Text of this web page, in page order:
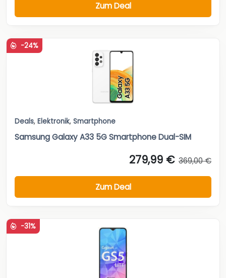
Zum Deal
-24%
Deals, Elektronik, Smartphone
Samsung Galaxy A33 5G Smartphone Dual-SIM
279,99 € 369,00 €
Zum Deal
-31%